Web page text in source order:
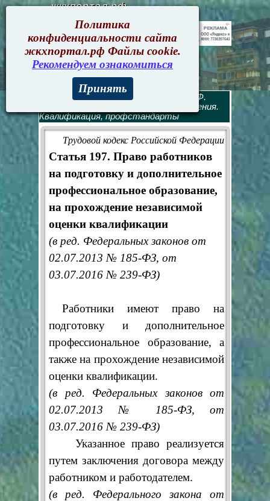
жкхпортал.рф
Трудовой кодекс
Трудовой кодекс РФ.
> Глава 31. Общие положения.
Квалификация, профстандарты
Трудовой кодекс Российской Федерации
Статья 197. Право работников
на подготовку и дополнительное
профессиональное образование,
на прохождение независимой
оценки квалификации
(в ред. Федеральных законов от
02.07.2013 № 185-ФЗ, от
03.07.2016 № 239-ФЗ)
Работники имеют право на
подготовку и дополнительное
профессиональное образование, а
также на прохождение независимой
оценки квалификации.
(в ред. Федеральных законов от
02.07.2013 № 185-ФЗ, от
03.07.2016 № 239-ФЗ)
Указанное право реализуется
путем заключения договора между
работником и работодателем.
(в ред. Федерального закона от
Политика
конфиденциальности сайта
жкхпортал.рф Файлы cookie.
Рекомендуем ознакомиться
Принять